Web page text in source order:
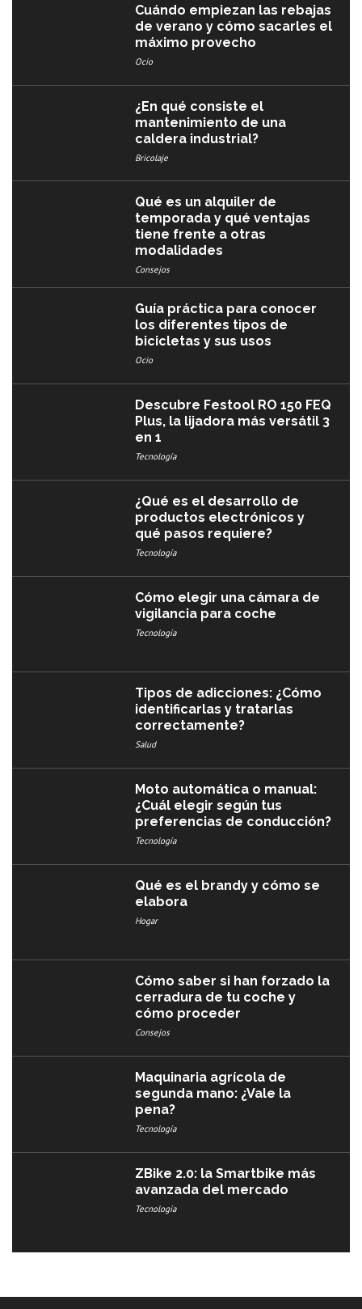
Cuándo empiezan las rebajas
de verano y cómo sacarles el
máximo provecho
Ocio
¿En qué consiste el
mantenimiento de una
caldera industrial?
Bricolaje
Qué es un alquiler de
temporada y qué ventajas
tiene frente a otras
modalidades
Consejos
Guía práctica para conocer
los diferentes tipos de
bicicletas y sus usos
Ocio
Descubre Festool RO 150 FEQ
Plus, la lijadora más versátil 3
en 1
Tecnología
¿Qué es el desarrollo de
productos electrónicos y
qué pasos requiere?
Tecnología
Cómo elegir una cámara de
vigilancia para coche
Tecnología
Tipos de adicciones: ¿Cómo
identificarlas y tratarlas
correctamente?
Salud
Moto automática o manual:
¿Cuál elegir según tus
preferencias de conducción?
Tecnología
Qué es el brandy y cómo se
elabora
Hogar
Cómo saber si han forzado la
cerradura de tu coche y
cómo proceder
Consejos
Maquinaria agrícola de
segunda mano: ¿Vale la
pena?
Tecnología
ZBike 2.0: la Smartbike más
avanzada del mercado
Tecnología